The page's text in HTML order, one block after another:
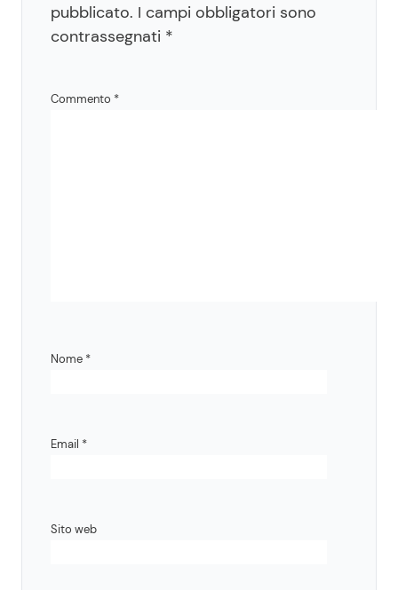
pubblicato. I campi obbligatori sono
contrassegnati *
Commento *
Nome *
Email *
Sito web